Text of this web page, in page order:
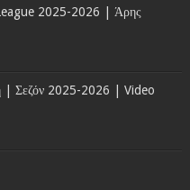
2025-2026 | Άρης
| Σεζόν 2025-2026 | Video